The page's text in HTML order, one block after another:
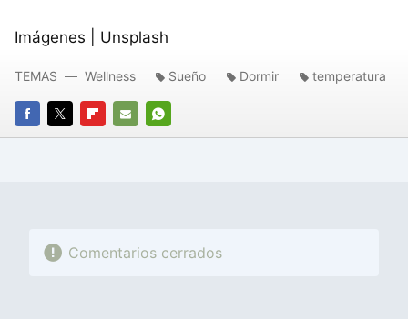
Imágenes | Unsplash
FACEBOOK
TWITTERFLIPBOARD
E-
WHATSAPP
TEMAS Wellness Sueño Dormir temperatura
Comentarios cerrados